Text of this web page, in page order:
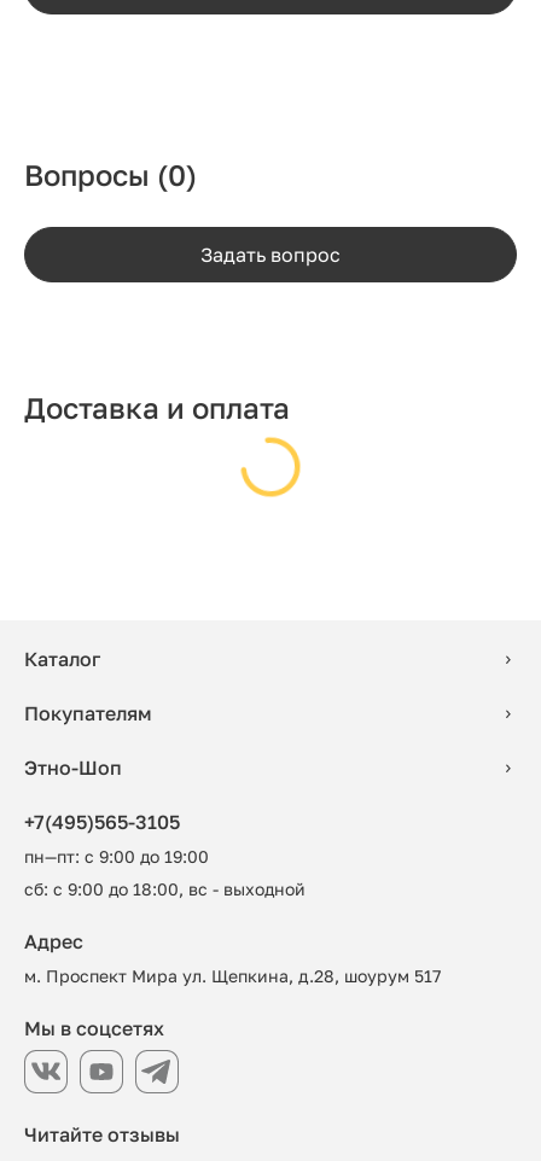
Вопросы (0)
Задать вопрос
Доставка и оплата
Каталог
Покупателям
Этно-Шоп
+7(495)565-3105
пн—пт: с 9:00 до 19:00
сб: с 9:00 до 18:00, вс - выходной
Читайте отзывы
Адрес
м. Проспект Мира ул. Щепкина, д.28, шоурум 517
Мы в соцсетях